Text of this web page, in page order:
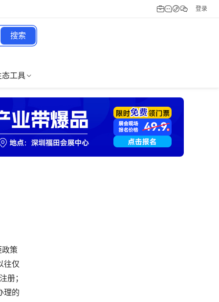
登录
搜索
态工具
政策
往仅
册；
理的